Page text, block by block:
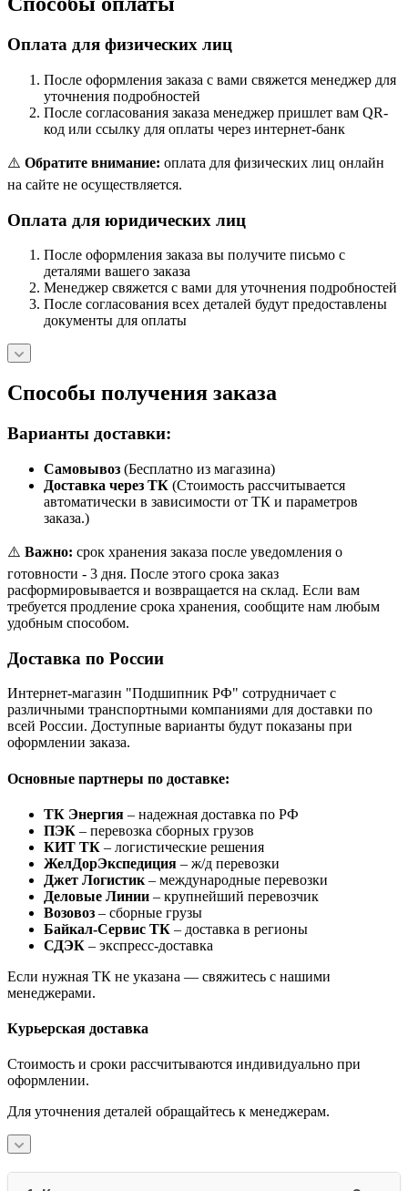
Оплата для физических лиц
После оформления заказа с вами свяжется менеджер для
уточнения подробностей
После согласования заказа менеджер пришлет вам QR-
код или ссылку для оплаты через интернет-банк
⚠️ Обратите внимание: оплата для физических лиц онлайн
на сайте не осуществляется.
Оплата для юридических лиц
После оформления заказа вы получите письмо с
деталями вашего заказа
Менеджер свяжется с вами для уточнения подробностей
После согласования всех деталей будут предоставлены
документы для оплаты
Способы получения заказа
Варианты доставки:
Самовывоз (Бесплатно из магазина)
Доставка через ТК (Стоимость рассчитывается
автоматически в зависимости от ТК и параметров
заказа.)
⚠️ Важно: срок хранения заказа после уведомления о
готовности - 3 дня. После этого срока заказ
расформировывается и возвращается на склад. Если вам
требуется продление срока хранения, сообщите нам любым
удобным способом.
Доставка по России
Интернет-магазин "Подшипник РФ" сотрудничает с
различными транспортными компаниями для доставки по
всей России. Доступные варианты будут показаны при
оформлении заказа.
Основные партнеры по доставке:
ТК Энергия – надежная доставка по РФ
ПЭК – перевозка сборных грузов
КИТ ТК – логистические решения
ЖелДорЭкспедиция – ж/д перевозки
Джет Логистик – международные перевозки
Деловые Линии – крупнейший перевозчик
Возовоз – сборные грузы
Байкал-Сервис ТК – доставка в регионы
СДЭК – экспресс-доставка
Если нужная ТК не указана — свяжитесь с нашими
менеджерами.
Курьерская доставка
Стоимость и сроки рассчитываются индивидуально при
оформлении.
Для уточнения деталей обращайтесь к менеджерам.